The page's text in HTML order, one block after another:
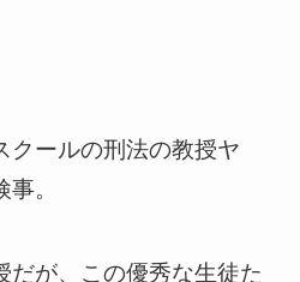
クールの刑法の教授ヤ
。
だが、この優秀な生徒た